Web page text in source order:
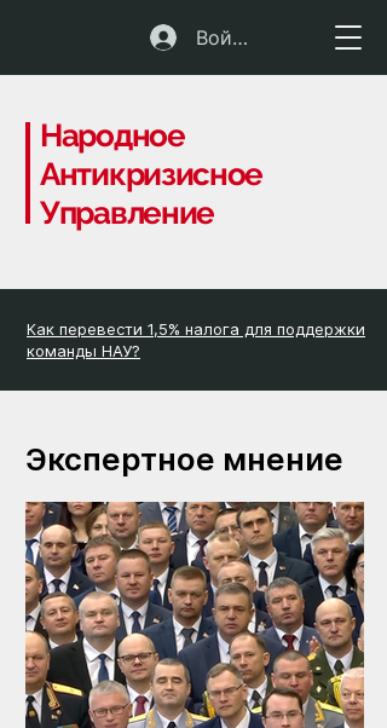
Войти
Народное
Антикризисное
Управление
Как перевести 1,5% налога для поддержки
команды НАУ?
Экспертное мнение